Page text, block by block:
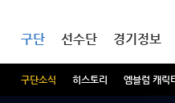
구단
구단소식 히스토리 엠블럼 캐릭
선수단 경기정보